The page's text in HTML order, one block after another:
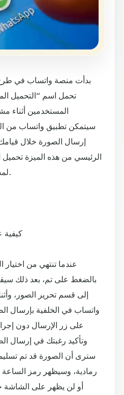
بدأت منصة واتساب في
تحمل اسم “التحميل
المستخدمين أثناء
إرسال الصورة خلال
الرئيسي من هذه الميزة
لمساعدتك على توفير الوقت.
كيفية
عندما تنتهي من اختيار
بالضغط على تم، بعد ذلك
إلى قسم تحرير الصور،
واتساب في الخلفية بإرسال
على زر الإرسال دون
وتأكيد رغبتك في إرسال
سترى أن الصورة قد تم
رمادية، وسيظهر رمز الساعة
أو لن يظهر على الشاشة